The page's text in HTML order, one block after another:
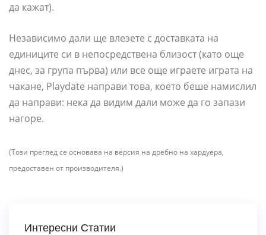
да кажат).
Независимо дали ще влезете с доставката на
единиците си в непосредствена близост (като още
днес, за група първа) или все още играете играта на
чакане, Playdate направи това, което беше намислил
да направи: нека да видим дали може да го запази
нагоре.
(Този преглед се основава на версия на дребно на хардуера,
предоставен от производителя.)
Интересни Статии